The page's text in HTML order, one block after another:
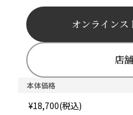
本体価格
¥18,700(税込)
オンラインス
店